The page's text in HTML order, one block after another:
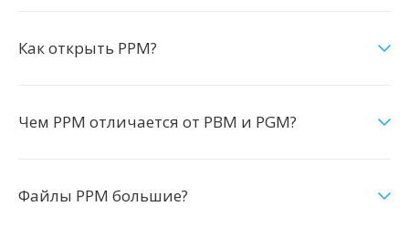
Как открыть PPM?
Чем PPM отличается от PBM и PGM?
Файлы PPM большие?